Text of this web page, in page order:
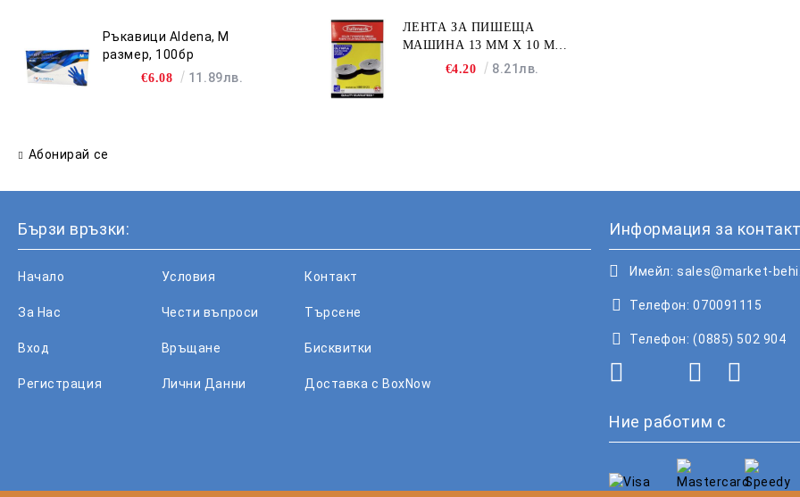
Ръкавици Aldena, M
размер, 100бр
€6.08 11.89лв.
Абонирай се
ЛЕНТА ЗА ПИШЕЩА
МАШИНА 13 MM X 10 M
FULLMARK N001BK2S
€4.20 8.21лв.
Бързи връзки:
Начало
За Нас
Вход
Регистрация
Условия
Чести въпроси
Връщане
Лични Данни
Контакт
Търсене
Бисквитки
Доставка с BoxNow
Информация за
Имейл: sales@market-
Телефон: 070091115
Телефон: (0885) 502 904
Ние работим с